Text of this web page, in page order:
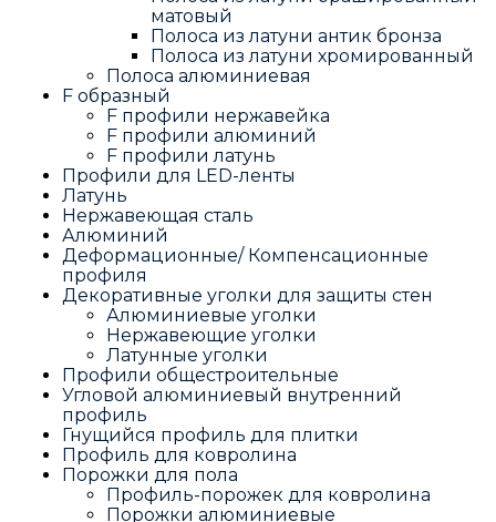
матовый
Полоса из латуни антик бронза
Полоса из латуни хромированный
Полоса алюминиевая
F образный
F профили нержавейка
F профили алюминий
F профили латунь
Профили для LED-ленты
Латунь
Нержавеющая сталь
Алюминий
Деформационные/ Компенсационные
профиля
Декоративные уголки для защиты стен
Алюминиевые уголки
Нержавеющие уголки
Латунные уголки
Профили общестроительные
Угловой алюминиевый внутренний
профиль
Гнущийся профиль для плитки
Профиль для ковролина
Порожки для пола
Профиль-порожек для ковролина
Порожки алюминиевые